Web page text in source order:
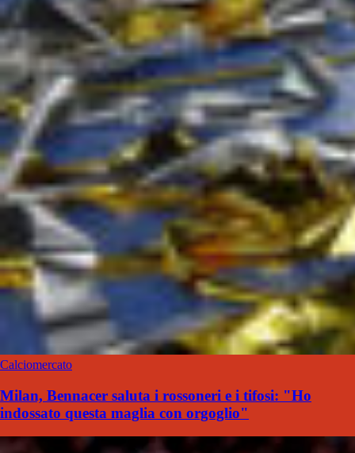
Calciomercato
Milan, Bennacer saluta i rossoneri e i tifosi: "Ho
indossato questa maglia con orgoglio"